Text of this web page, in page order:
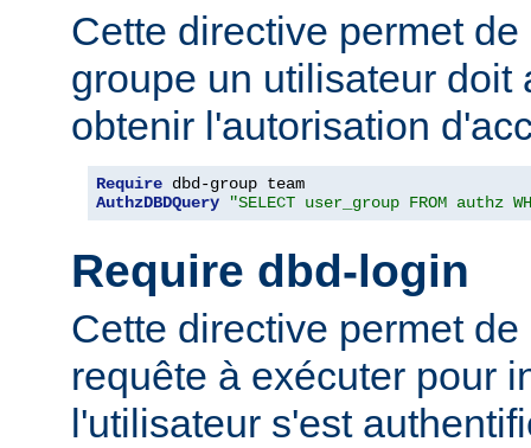
Cette directive permet
groupe un utilisateur doit
obtenir l'autorisation
Require
AuthzDBDQuery
"SELECT user_group FROM authz
Require dbd-login
Cette directive permet
requête à exécuter pour
l'utilisateur s'est